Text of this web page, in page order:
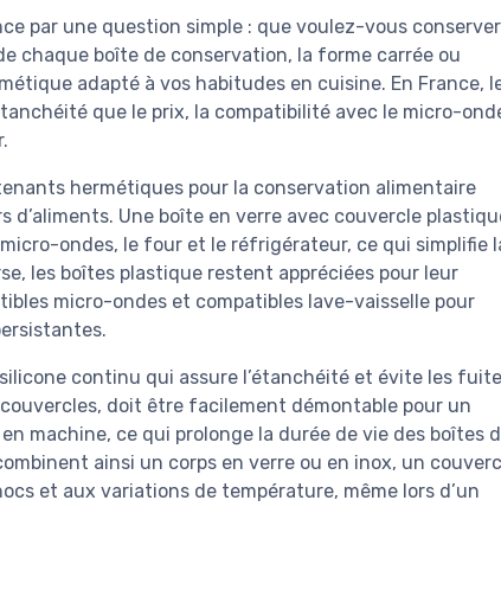
par une question simple : que voulez-vous conserver
chaque boîte de conservation, la forme carrée ou
adapté à vos habitudes en cuisine. En France,
que le prix, la compatibilité avec le micro-
hermétiques pour la conservation alimentaire
d’aliments. Une boîte en verre avec couvercle
ondes, le four et le réfrigérateur, ce qui simplifie
les boîtes plastique restent appréciées pour leur
micro-ondes et compatibles lave-vaisselle pour
continu qui assure l’étanchéité et évite les
doit être facilement démontable pour un
machine, ce qui prolonge la durée de vie des boîtes
ainsi un corps en verre ou en inox, un
et aux variations de température, même lors d’un